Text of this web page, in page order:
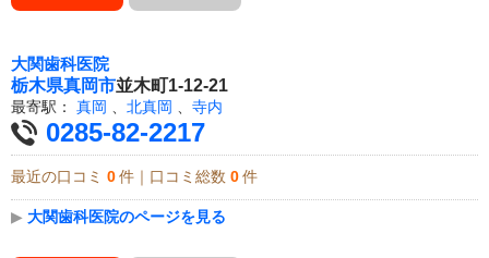
大関歯科医院
栃木県真岡市並木町1-12-21
最寄駅： 真岡 北真岡 寺内
0285-82-2217
最近の口コミ 0 件｜口コミ総数 0 件
▶ 大関歯科医院のページを見る